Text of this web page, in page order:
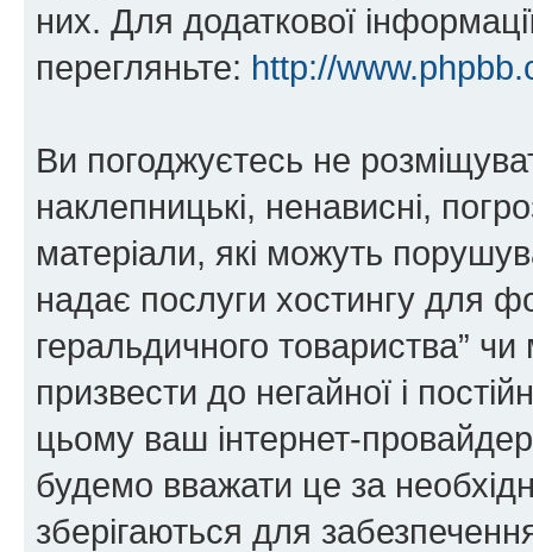
них. Для додаткової
перегляньте: http://
Ви погоджуєтесь не
наклепницькі, ненависні,
матеріали, які можуть
надає послуги хостингу для
геральдичного товариства”
призвести до негайної і
цьому ваш інтернет-
будемо вважати це за
зберігаються для